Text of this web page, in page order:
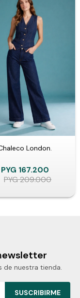
London.
PYG 167.200
PYG209.000
nuestra tienda.
SUSCRIBIRME